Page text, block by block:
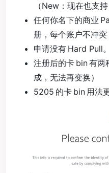
（New：现在也支持
任何你名下的商业
册，每个账户不冲突
申请没有 Hard Pull。
注册后的卡 bin 有
成，无法再变换）
5205 的卡 bin 用法